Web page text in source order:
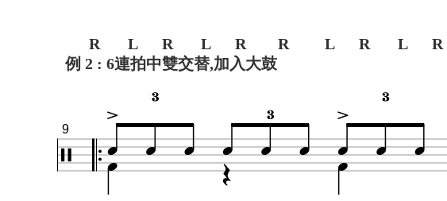
R L R L R R L R L
例 2 : 6連拍中雙交替,加入大鼓
9